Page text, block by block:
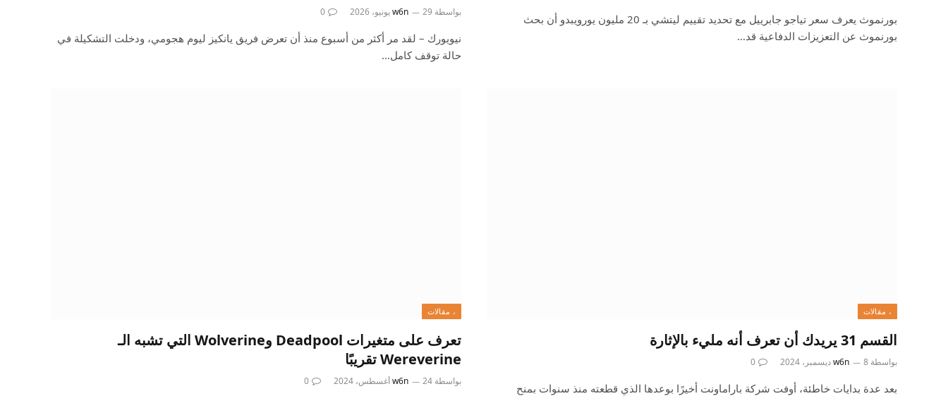
بورنموث يعرف سعر تياجو جابرييل مع تحديد تقييم ليتشي بـ 20 مليون يورويبدو أن بحث
بورنموث عن التعزيزات الدفاعية قد…
بواسطة w6n 29 يونيو، 2026 0
نيويورك – لقد مر أكثر من أسبوع منذ أن تعرض فريق يانكيز ليوم هجومي، ودخلت التشكيلة في
حالة توقف كامل…
، مقالات
القسم 31 يريدك أن تعرف أنه مليء بالإثارة
بواسطة w6n 8 ديسمبر، 2024 0
بعد عدة بدايات خاطئة، أوفت شركة باراماونت أخيرًا بوعدها الذي قطعته منذ سنوات بمنح
، مقالات
تعرف على متغيرات Deadpool وWolverine التي تشبه الـ
Wereverine تقريبًا
بواسطة w6n 24 أغسطس، 2024 0